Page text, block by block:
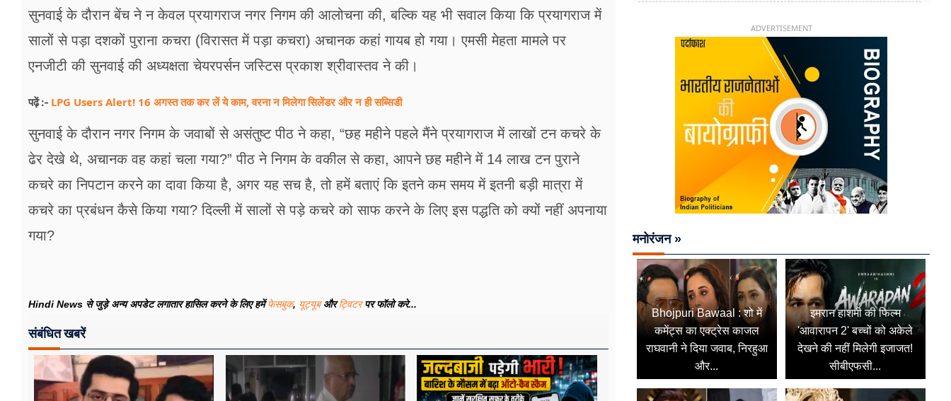
सुनवाई के दौरान बेंच ने न केवल प्रयागराज नगर निगम की आलोचना की, बल्कि यह भी सवाल किया कि प्रयागराज में
सालों से पड़ा दशकों पुराना कचरा (विरासत में पड़ा कचरा) अचानक कहां गायब हो गया। एमसी मेहता मामले पर
एनजीटी की सुनवाई की अध्यक्षता चेयरपर्सन जस्टिस प्रकाश श्रीवास्तव ने की।
पढ़ें :- LPG Users Alert! 16 अगस्त तक कर लें ये काम, वरना न मिलेगा सिलेंडर और न ही सब्सिडी
सुनवाई के दौरान नगर निगम के जवाबों से असंतुष्ट पीठ ने कहा, “छह महीने पहले मैंने प्रयागराज में लाखों टन कचरे के
ढेर देखे थे, अचानक वह कहां चला गया?” पीठ ने निगम के वकील से कहा, आपने छह महीने में 14 लाख टन पुराने
कचरे का निपटान करने का दावा किया है, अगर यह सच है, तो हमें बताएं कि इतने कम समय में इतनी बड़ी मात्रा में
कचरे का प्रबंधन कैसे किया गया? दिल्ली में सालों से पड़े कचरे को साफ करने के लिए इस पद्धति को क्यों नहीं अपनाया
गया?
Hindi News से जुड़े अन्य अपडेट लगातार हासिल करने के लिए हमेंफेसबुक, यूट्यूबऔरट्विटरपर फॉलो करे...
संबंधित खबरें
ADVERTISEMENT
मनोरंजन »
Bhojpuri Bawaal : शो में
कमेंट्स का एक्ट्रेस काजल
राघवानी ने दिया जवाब, निरहुआ
और...
इमरान हाशमी की फिल्म
'आवारापन 2' बच्चों को अकेले
देखने की नहीं मिलेगी इजाजत!
सीबीएफसी...